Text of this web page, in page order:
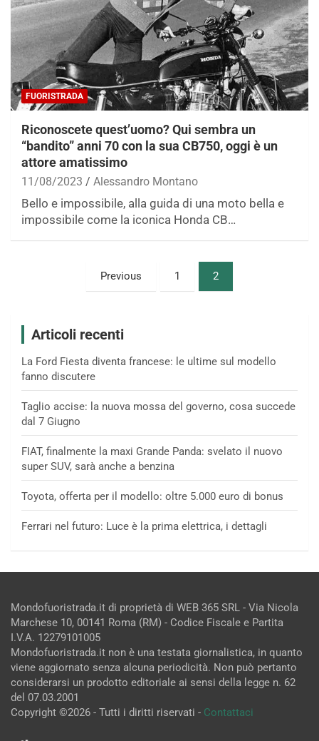
FUORISTRADA
Riconoscete quest’uomo? Qui sembra un
“bandito” anni 70 con la sua CB750, oggi è un
attore amatissimo
11/08/2023 Alessandro Montano
Bello e impossibile, alla guida di una moto bella e
impossibile come la iconica Honda CB…
PaginazionePrevious 1 2
Articoli recenti
La Ford Fiesta diventa francese: le ultime sul modello
fanno discutere
Taglio accise: la nuova mossa del governo, cosa succede
dal 7 Giugno
FIAT, finalmente la maxi Grande Panda: svelato il nuovo
super SUV, sarà anche a benzina
Toyota, offerta per il modello: oltre 5.000 euro di bonus
Ferrari nel futuro: Luce è la prima elettrica, i dettagli
Mondofuoristrada.it di proprietà di WEB 365 SRL - Via Nicola
Marchese 10, 00141 Roma (RM) - Codice Fiscale e Partita
I.V.A. 12279101005
Mondofuoristrada.it non è una testata giornalistica, in quanto
viene aggiornato senza alcuna periodicità. Non può pertanto
considerarsi un prodotto editoriale ai sensi della legge n. 62
del 07.03.2001
Copyright ©2026 - Tutti i diritti riservati - Contattaci